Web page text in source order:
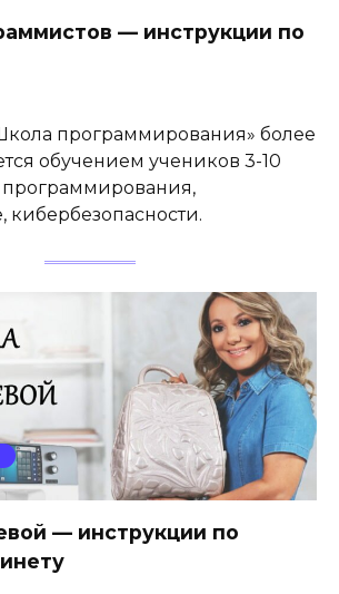
— инструкции по
программирования» более
обучением учеников 3-10
программирования,
кибербезопасности.
— инструкции по